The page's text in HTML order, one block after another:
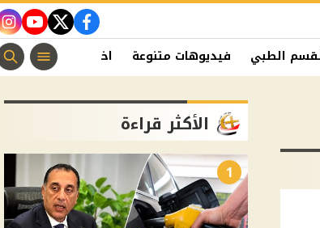
facebook
twitter
الطبي فيديوهات متنوعة اخبار الفن
الأكثر قراءة
1